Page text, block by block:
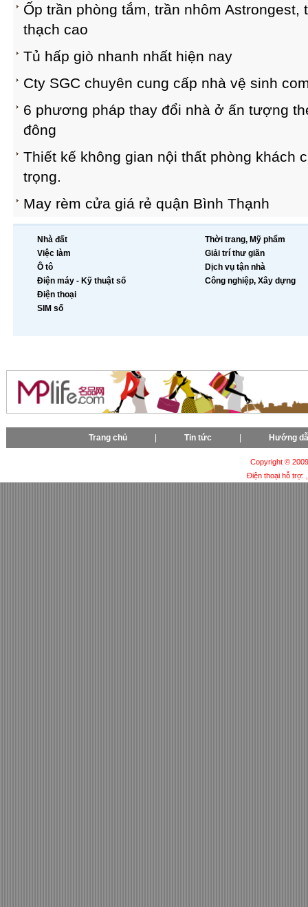
Ốp trần phòng tắm, trần nhôm Astrongest,
thạch cao
Tủ hấp giò nhanh nhất hiện nay
Cty SGC chuyên cung cấp nhà vệ sinh
6 phương pháp thay đổi nhà ở ấn tượng
đông
Thiết kế không gian nội thất phòng khách
trọng.
May rèm cửa giá rẻ quận Bình Thạnh
Nhà đất
Việc làm
Ô tô
Điện máy - Kỹ thuật số
Điện thoại
SIM số
Thời trang, Mỹ phẩm
Giải trí thư giãn
Dịch vụ tận nhà
Công nghiệp, Xây dựng
Trang chủ Tin tức Hướng
Copyright ©
Điện thoại hỗ trợ: